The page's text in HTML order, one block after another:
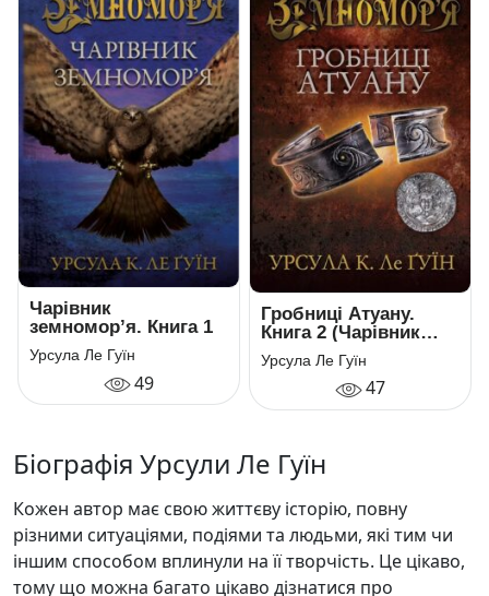
Чарівник
земномор’я. Книга 1
Урсула Ле Гуїн
49
Гробниці Атуану.
Книга 2 (Чарівник
Земномор’я)
Урсула Ле Гуїн
47
Біографія Урсули Ле Гуїн
Кожен автор має свою життєву історію, повну
різними ситуаціями, подіями та людьми, які тим чи
іншим способом вплинули на її творчість. Це цікаво,
тому що можна багато цікаво дізнатися про